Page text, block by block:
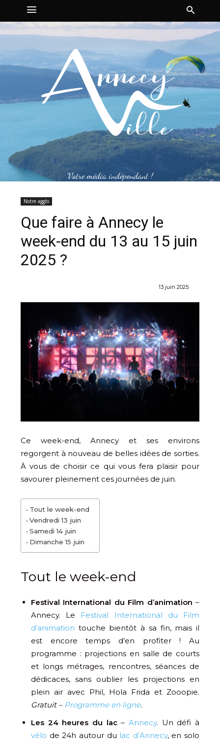
Votre média indépendant !
Notre agglo
Que faire à Annecy le
week-end du 13 au 15 juin
2025 ?
13 juin 2025
Ce week-end, Annecy et ses environs
regorgent à nouveau de belles idées de sorties.
À vous de choisir ce qui vous fera plaisir pour
savourer pleinement ces journées de juin.
Tout le week-end
Vendredi 13 juin
Samedi 14 juin
Dimanche 15 juin
Tout le week-end
Festival International du Film d’animation –
Annecy. Le Festival International du Film
d’animation touche bientôt à sa fin, mais il
est encore temps d’en profiter ! Au
programme : projections en salle de courts
et longs métrages, rencontres, séances de
dédicaces, sans oublier les projections en
plein air avec Phil, Hola Frida et Zooopie.
Gratuit – Programme en ligne.
Les 24 heures du lac–Annecy. Un défi à
vélo de 24h autour du lac d’Annecy, en solo